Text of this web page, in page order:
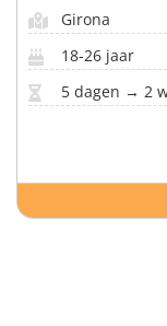
Girona
18-26 jaar
5 dagen → 2